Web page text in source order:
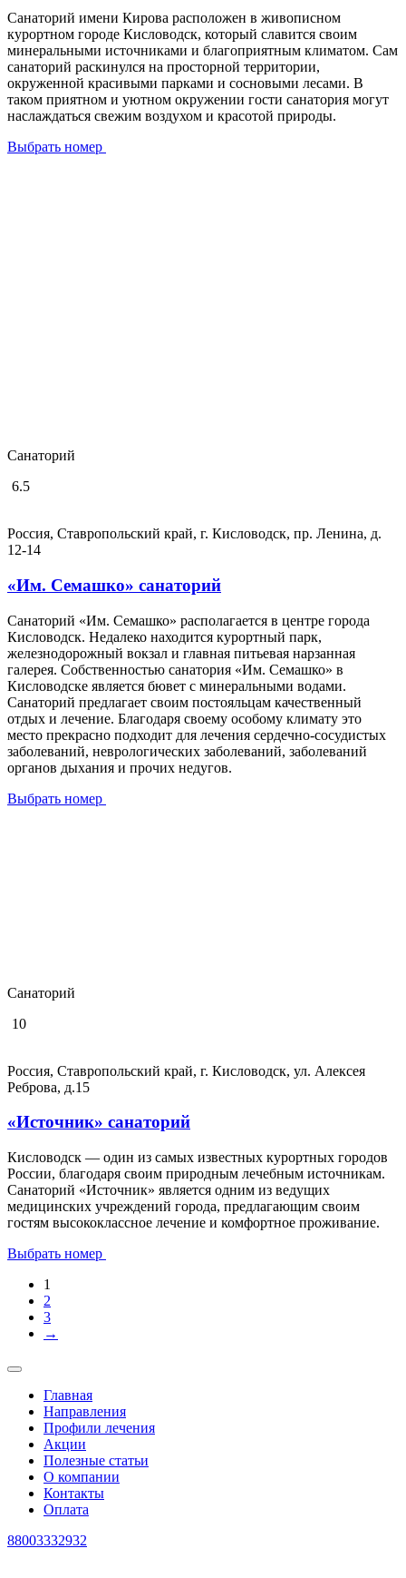
Санаторий имени Кирова расположен в живописном
курортном городе Кисловодск, который славится своим
минеральными источниками и благоприятным климатом. Сам
санаторий раскинулся на просторной территории,
окруженной красивыми парками и сосновыми лесами. В
таком приятном и уютном окружении гости санатория могут
наслаждаться свежим воздухом и красотой природы.
Выбрать номер
Санаторий
6.5
Россия, Ставропольский край, г. Кисловодск, пр. Ленина, д.
12-14
«Им. Семашко» санаторий
Санаторий «Им. Семашко» располагается в центре города
Кисловодск. Недалеко находится курортный парк,
железнодорожный вокзал и главная питьевая нарзанная
галерея. Собственностью санатория «Им. Семашко» в
Кисловодске является бювет с минеральными водами.
Санаторий предлагает своим постояльцам качественный
отдых и лечение. Благодаря своему особому климату это
место прекрасно подходит для лечения сердечно-сосудистых
заболеваний, неврологических заболеваний, заболеваний
органов дыхания и прочих недугов.
Выбрать номер
Санаторий
10
Россия, Ставропольский край, г. Кисловодск, ул. Алексея
Реброва, д.15
«Источник» санаторий
Кисловодск — один из самых известных курортных городов
России, благодаря своим природным лечебным источникам.
Санаторий «Источник» является одним из ведущих
медицинских учреждений города, предлагающим своим
гостям высококлассное лечение и комфортное проживание.
Выбрать номер
1
2
3
→
Главная
Направления
Профили лечения
Акции
Полезные статьи
О компании
Контакты
Оплата
88003332932